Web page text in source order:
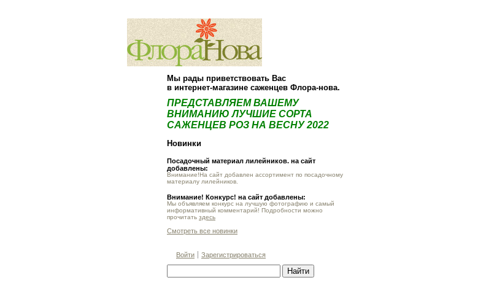
Мы рады приветствовать Вас
в интернет-магазине саженцев Флора-нова.
ПРЕДСТАВЛЯЕМ ВАШЕМУ
ВНИМАНИЮ ЛУЧШИЕ СОРТА
САЖЕНЦЕВ РОЗ НА ВЕСНУ 2022
Новинки
Посадочный материал лилейников. на сайт
добавлены:
Внимание!На сайт добавлен ассортимент по посадочному
материалу лилейников.
Внимание! Конкурс! на сайт добавлены:
Мы объявляем конкурс на лучшую фотографию и самый
информативный комментарий! Подробности можно
прочитать здесь
Смотреть все новинки
Войти Зарегистрироваться